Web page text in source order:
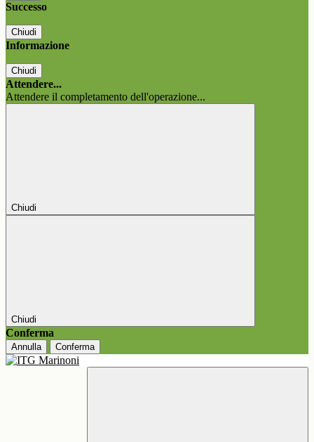
Successo
Chiudi
Informazione
Chiudi
Attendere...
Attendere il completamento dell'operazione...
Chiudi
Chiudi
Conferma
Annulla Conferma